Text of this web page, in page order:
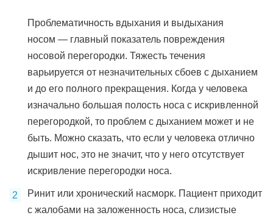
Проблематичность вдыхания и выдыхания
носом — главный показатель повреждения
носовой перегородки. Тяжесть течения
варьируется от незначительных сбоев с дыханием
и до его полного прекращения. Когда у человека
изначально большая полость носа с искривленной
перегородкой, то проблем с дыханием может и не
быть. Можно сказать, что если у человека отлично
дышит нос, это не значит, что у него отсутствует
искривление перегородки носа.
Ринит или хронический насморк. Пациент приходит
с жалобами на заложенность носа, слизистые